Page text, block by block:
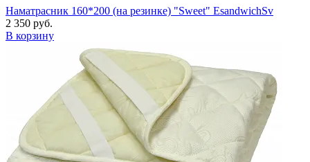
Наматрасник 160*200 (на резинке) "Sweet" EsandwichSv
2 350 руб.
В корзину